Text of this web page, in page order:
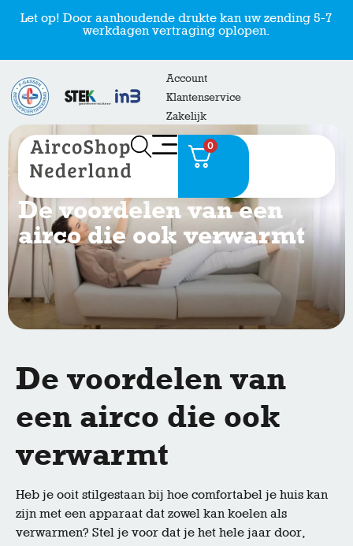
Let op! Door aanhoudende drukte kan uw zending 5-7
werkdagen vertraging oplopen.
Account
Klantenservice
Zakelijk
0
De voordelen van een
airco die ook verwarmt
De voordelen van
een airco die ook
verwarmt
Heb je ooit stilgestaan bij hoe comfortabel je huis kan
zijn met een apparaat dat zowel kan koelen als
verwarmen? Stel je voor dat je het hele jaar door,